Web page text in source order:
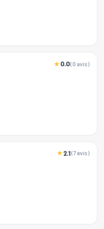
0.0(0 avis)
2.1(7 avis)